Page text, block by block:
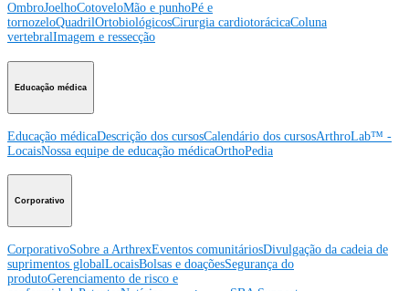
OmbroJoelhoCotoveloMão e punhoPé e
tornozeloQuadrilOrtobiológicosCirurgia cardiotorácicaColuna
vertebralImagem e ressecção
Educação médica
Educação médicaDescrição dos cursosCalendário dos cursosArthroLab™ -
LocaisNossa equipe de educação médicaOrthoPedia
Corporativo
CorporativoSobre a ArthrexEventos comunitáriosDivulgação da cadeia de
suprimentos globalLocaisBolsas e doaçõesSegurança do
produtoGerenciamento de risco e